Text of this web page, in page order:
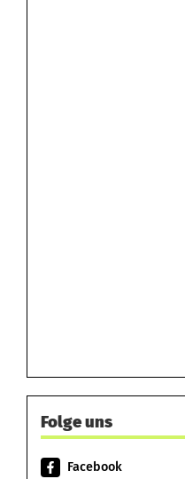
Folge uns
Facebook